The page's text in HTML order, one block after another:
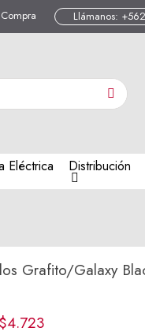
Llámanos:
Eléctrica Distribución
Grafito/Galaxy
$4.723